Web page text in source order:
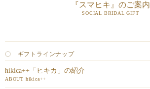
『スマヒキ』のご案内
SOCIAL BRIDAL GIFT
〇 ギフトラインナップ
hikica++「ヒキカ」の紹介
ABOUT hikica++